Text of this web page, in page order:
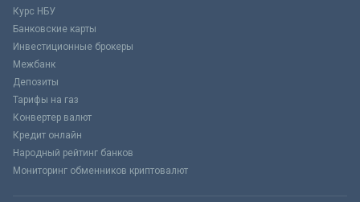
Курс НБУ
Банковские карты
Инвестиционные брокеры
Межбанк
Депозиты
Тарифы на газ
Конвертер валют
Кредит онлайн
Народный рейтинг банков
Мониторинг обменников криптовалют